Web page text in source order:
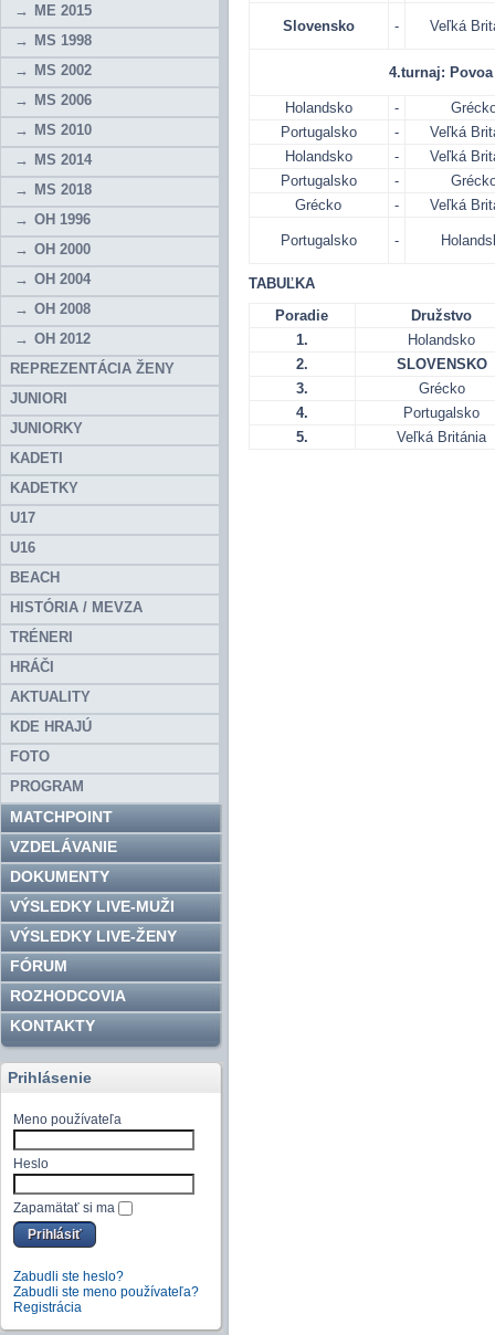
ME 2015
MS 1998
MS 2002
MS 2006
MS 2010
MS 2014
MS 2018
OH 1996
OH 2000
OH 2004
OH 2008
OH 2012
REPREZENTÁCIA ŽENY
JUNIORI
JUNIORKY
KADETI
KADETKY
U17
U16
BEACH
HISTÓRIA / MEVZA
TRÉNERI
HRÁČI
AKTUALITY
KDE HRAJÚ
FOTO
PROGRAM
MATCHPOINT
VZDELÁVANIE
DOKUMENTY
VÝSLEDKY LIVE-MUŽI
VÝSLEDKY LIVE-ŽENY
FÓRUM
ROZHODCOVIA
KONTAKTY
Prihlásenie
Meno používateľa
Heslo
Zapamätať si ma
Zabudli ste heslo?
Zabudli ste meno používateľa?
Registrácia
Slovensko - Veľká
4.turnaj: Povoa
Holandsko -
Portugalsko
-
Veľká
Holandsko
-
Veľká
Portugalsko
-
Grécko
- Veľká
Portugalsko -
TABUĽKA
Poradie
Družstvo
1.
Holandsko
2.
SLOVENSKO
3.
Grécko
4.
Portugalsko
5.
Veľká Británia